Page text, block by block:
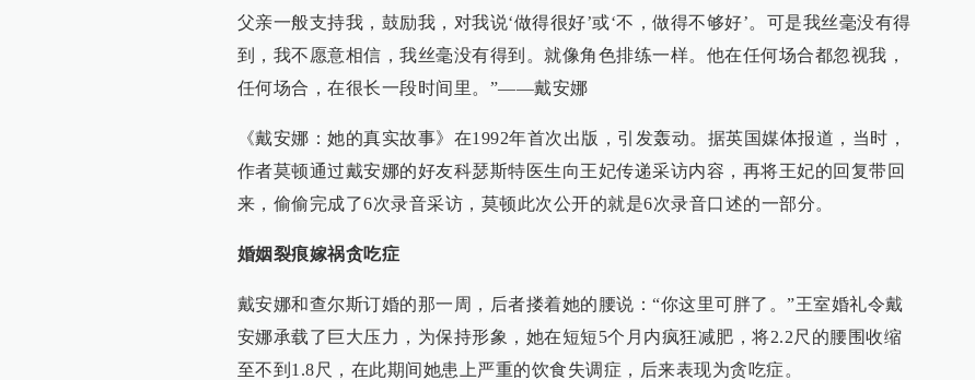
父亲一般支持我，鼓励我，对我说‘做得很好’或‘不，做得不够好’。可是我丝毫没有得
到，我不愿意相信，我丝毫没有得到。就像角色排练一样。他在任何场合都忽视我，
任何场合，在很长一段时间里。”——戴安娜
《戴安娜：她的真实故事》在1992年首次出版，引发轰动。据英国媒体报道，当时，
作者莫顿通过戴安娜的好友科瑟斯特医生向王妃传递采访内容，再将王妃的回复带回
来，偷偷完成了6次录音采访，莫顿此次公开的就是6次录音口述的一部分。
婚姻裂痕嫁祸贪吃症
戴安娜和查尔斯订婚的那一周，后者搂着她的腰说：“你这里可胖了。”王室婚礼令戴
安娜承载了巨大压力，为保持形象，她在短短5个月内疯狂减肥，将2.2尺的腰围收缩
至不到1.8尺，在此期间她患上严重的饮食失调症，后来表现为贪吃症。